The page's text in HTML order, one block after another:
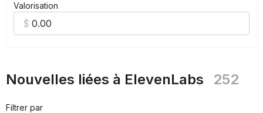
Valorisation
Nouvelles liées à ElevenLabs 252
Filtrer par